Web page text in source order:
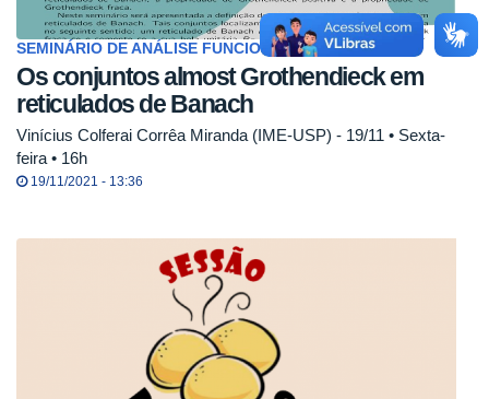
SEMINÁRIO DE ANÁLISE FUNCIONAL PPMAT-UFU
Os conjuntos almost Grothendieck em
reticulados de Banach
Vinícius Colferai Corrêa Miranda (IME-USP) - 19/11 • Sexta-
feira • 16h
19/11/2021 - 13:36